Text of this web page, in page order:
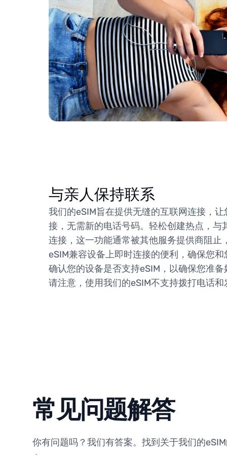
与亲人保持联系
我们的eSIM旨在提供无缝的互联网连接，
接，无需新的电话号码。轻松创建热点，与
连接，这一功能通常被其他服务提供商阻止
eSIM兼容设备上即时连接的便利，确保您
确认您的设备是否支持eSIM，以确保您准
请注意，使用我们的eSIM不支持拨打电话
常见问题解答
你有问题吗？我们有答案。找到关于我们的